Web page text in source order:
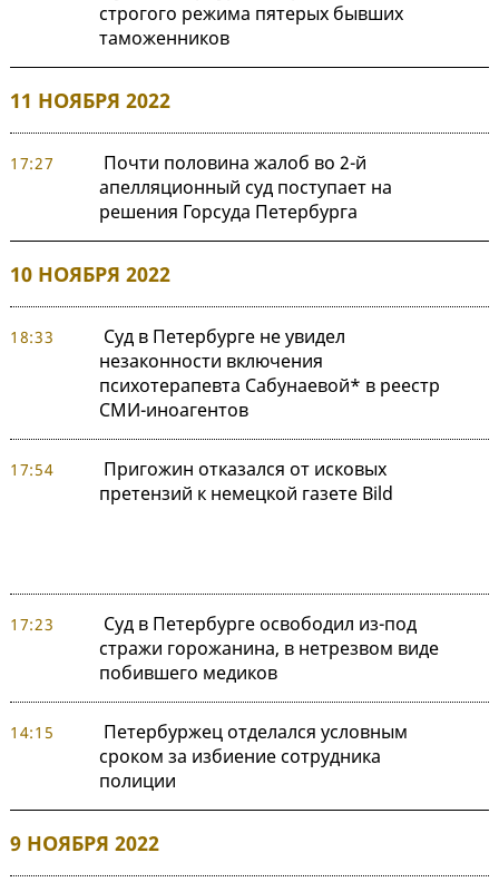
строгого режима пятерых бывших
таможенников
11 НОЯБРЯ 2022
17:27
Почти половина жалоб во 2-й
апелляционный суд поступает на
решения Горсуда Петербурга
10 НОЯБРЯ 2022
18:33
Суд в Петербурге не увидел
незаконности включения
психотерапевта Сабунаевой* в реестр
СМИ-иноагентов
17:54
Пригожин отказался от исковых
претензий к немецкой газете Bild
17:23
Суд в Петербурге освободил из-под
стражи горожанина, в нетрезвом виде
побившего медиков
14:15
Петербуржец отделался условным
сроком за избиение сотрудника
полиции
9 НОЯБРЯ 2022